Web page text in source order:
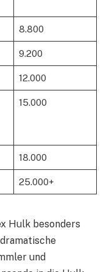
8.800
9.200
12.000
15.000
18.000
25.000+
Hulk besonders
und